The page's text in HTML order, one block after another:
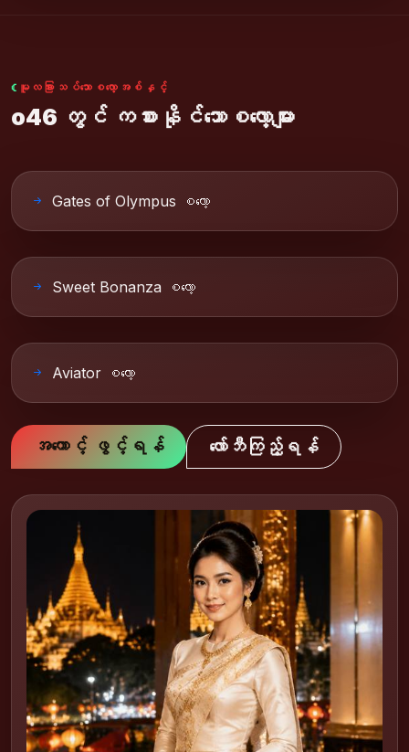
မူလခြားသပ်သောစလော့အစ်နှင့်
o46 တွင် ကစားနိုင်သောစလော့များ
Gates of Olympus စလော့
Sweet Bonanza စလော့
Aviator စလော့
အကောင့် ဖွင့်ရန် လော်ဘီကြည့်ရန်